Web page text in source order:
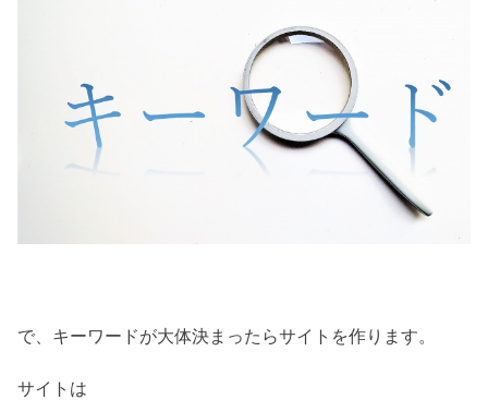
で、キーワードが大体決まったらサイトを作ります。
サイトは